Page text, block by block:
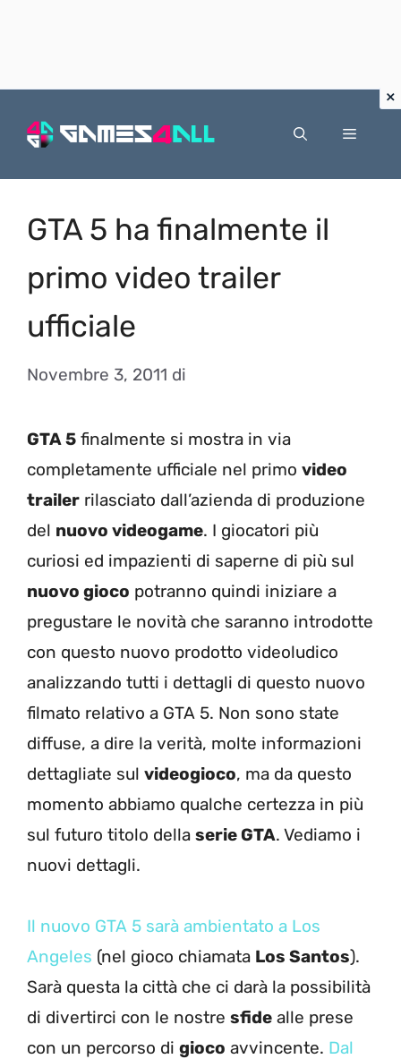
Menu
GTA 5 ha finalmente il
primo video trailer
ufficiale
Novembre 3, 2011 di
GTA 5 finalmente si mostra in via
completamente ufficiale nel primo video
trailer rilasciato dall’azienda di produzione
del nuovo videogame. I giocatori più
curiosi ed impazienti di saperne di più sul
nuovo gioco potranno quindi iniziare a
pregustare le novità che saranno introdotte
con questo nuovo prodotto videoludico
analizzando tutti i dettagli di questo nuovo
filmato relativo a GTA 5. Non sono state
diffuse, a dire la verità, molte informazioni
dettagliate sul videogioco, ma da questo
momento abbiamo qualche certezza in più
sul futuro titolo della serie GTA. Vediamo i
nuovi dettagli.
Il nuovo GTA 5 sarà ambientato a Los
Angeles (nel gioco chiamata Los Santos).
Sarà questa la città che ci darà la possibilità
di divertirci con le nostre sfide alle prese
con un percorso di gioco avvincente. Dal